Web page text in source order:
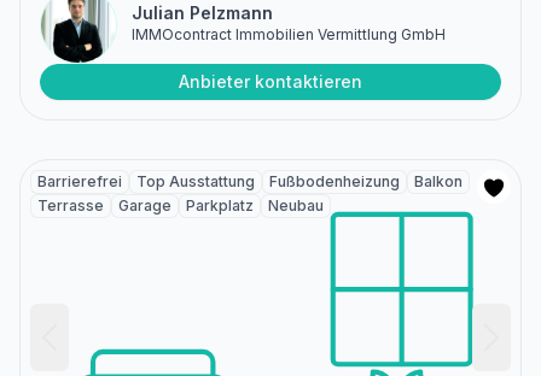
Julian Pelzmann
IMMOcontract Immobilien Vermittlung GmbH
Anbieter kontaktieren
Barrierefrei Top Ausstattung Fußbodenheizung
Balkon
Terrasse
Garage Parkplatz Neubau